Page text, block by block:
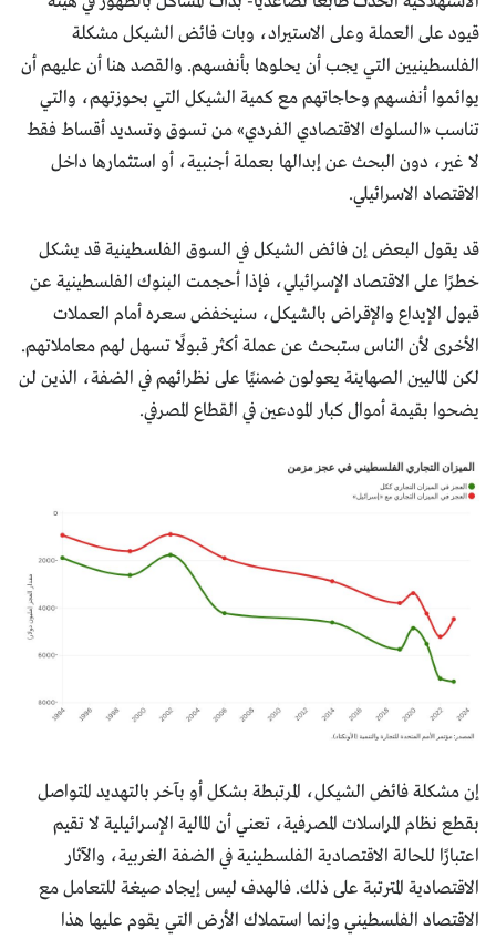
قيود على العملة وعلى الاستيراد، وبات فائض الشيكل مشكلة
الفلسطينيين التي يجب أن يحلوها بأنفسهم. والقصد هنا أن عليهم أن
يوائموا أنفسهم وحاجاتهم مع كمية الشيكل التي بحوزتهم، والتي
تناسب «السلوك الاقتصادي الفردي» من تسوق وتسديد أقساط فقط
لا غير، دون البحث عن إبدالها بعملة أجنبية، أو استثمارها داخل
الاقتصاد الاسرائيلي.
قد يقول البعض إن فائض الشيكل في السوق الفلسطينية قد يشكل
خطرًا على الاقتصاد الإسرائيلي، فإذا أحجمت البنوك الفلسطينية عن
قبول الإيداع والإقراض بالشيكل، سنيخفض سعره أمام العملات
الأخرى لأن الناس ستبحث عن عملة أكثر قبولًا تسهل لهم معاملاتهم.
لكن الماليين الصهاينة يعولون ضمنيًا على نظرائهم في الضفة، الذين لن
يضحوا بقيمة أموال كبار المودعين في القطاع المصرفي.
إن مشكلة فائض الشيكل، المرتبطة بشكل أو بآخر بالتهديد المتواصل
بقطع نظام المراسلات المصرفية، تعني أن المالية الإسرائيلية لا تقيم
اعتبارًا للحالة الاقتصادية الفلسطينية في الضفة الغربية، والآثار
الاقتصادية المترتبة على ذلك. فالهدف ليس إيجاد صيغة للتعامل مع
الاقتصاد الفلسطيني وإنما استملاك الأرض التي يقوم عليها هذا